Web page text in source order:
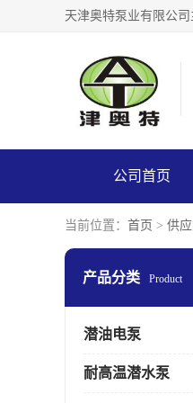
公司首页
当前位置： 首页 > 供
产品分类 Product
潜油电泵
耐高温潜水泵